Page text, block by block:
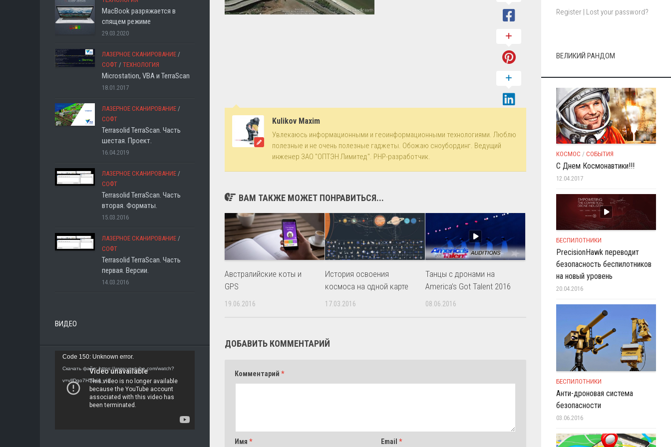
Kulikov Maxim
Увлекаюсь информационными и геоинформационными технологиями. Люблю
полезные и не очень полезные гаджеты. Обожаю сноубординг. Ведущий
инженер ЗАО "ОПТЭН Лимитед". PHP-разработчик.
ВАМ ТАКЖЕ МОЖЕТ ПОНРАВИТЬСЯ...
Австралийские коты и
GPS
19.06.2016
История освоения
космоса на одной карте
17.03.2016
Танцы с дронами на
America’s Got Talent 2016
08.06.2016
ДОБАВИТЬ КОММЕНТАРИЙ
Комментарий *
Имя * Email*
MacBook разряжается в
спящем режиме
29.03.2020
ЛАЗЕРНОЕ СКАНИРОВАНИЕ /
СОФТ / ТЕХНОЛОГИЯ
Microstation, VBA и TerraScan
18.01.2017
ЛАЗЕРНОЕ СКАНИРОВАНИЕ /
СОФТ
Terrasolid TerraScan. Часть
шестая. Проект.
16.04.2019
ЛАЗЕРНОЕ СКАНИРОВАНИЕ /
СОФТ
Terrasolid TerraScan. Часть
вторая. Форматы.
15.03.2016
ЛАЗЕРНОЕ СКАНИРОВАНИЕ /
СОФТ
Terrasolid TerraScan. Часть
первая. Версии.
14.03.2016
ВИДЕО
Видеоплеер
Code 150: Unknown error.
Скачать файл: https://www.youtube.com/watch?
v=vIlDgo7H5ws&_=1
Register | Lost your password?
ВЕЛИКИЙ РАНДОМ
КОСМОС / СОБЫТИЯ
С Днем Космонавтики!!!
12.04.2017
БЕСПИЛОТНИКИ
PrecisionHawk переводит
безопасность беспилотников
на новый уровень
20.04.2016
БЕСПИЛОТНИКИ
Анти-дроновая система
безопасности
03.06.2016